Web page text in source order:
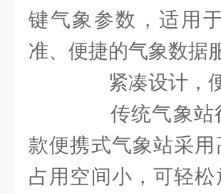
键气象参数，适用
准、便捷的气象数据
紧凑设计，
传统气象站
款便携式气象站采
占用空间小，可轻